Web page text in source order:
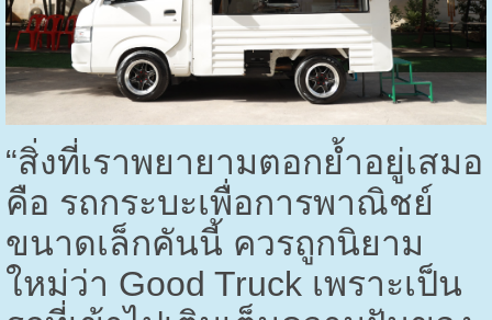
“สิ่งที่เราพยายามตอกย้ำอยู่เสมอ
คือ รถกระบะเพื่อการพาณิชย์
ขนาดเล็กคันนี้ ควรถูกนิยาม
ใหม่ว่า Good Truck เพราะเป็น